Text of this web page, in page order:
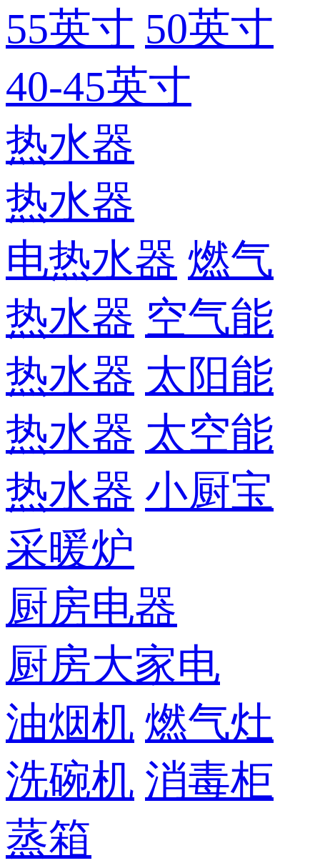
55英寸 50英寸
40-45英寸
热水器
热水器
电热水器 燃气
热水器 空气能
热水器 太阳能
热水器 太空能
热水器 小厨宝
采暖炉
厨房电器
厨房大家电
油烟机 燃气灶
洗碗机 消毒柜
蒸箱